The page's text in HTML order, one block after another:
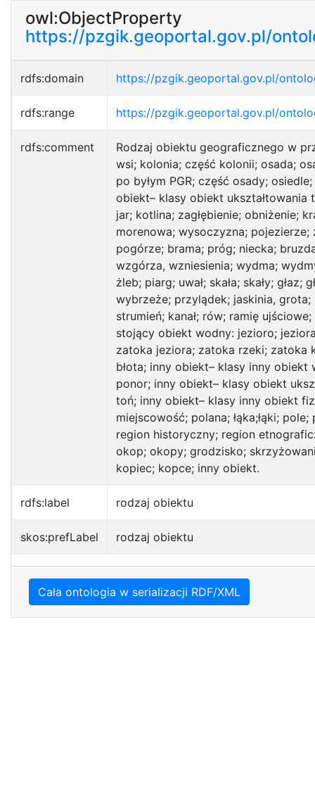
owl:ObjectProperty
https://pzgik.geoportal.gov.pl/
rdfs:domain https://pzgik.geoportal.gov.pl/
rdfs:range https://pzgik.geoportal.gov.pl/
rdfs:comment
Rodzaj obiektu geograficznego w
wsi; kolonia; część kolonii; osada;
po byłym PGR; część osady;
obiekt– klasy obiekt ukształtowania
jar; kotlina; zagłębienie; obniżenie;
morenowa; wysoczyzna; pojezierze;
pogórze; brama; próg; niecka;
wzgórza, wzniesienia; wydma;
żleb; piarg; uwał; skała; skały;
wybrzeże; przylądek; jaskinia,
strumień; kanał; rów; ramię
stojący obiekt wodny: jezioro;
zatoka jeziora; zatoka rzeki; zatoka
błota; inny obiekt– klasy inny
ponor; inny obiekt– klasy obiekt
toń; inny obiekt– klasy inny obiekt
miejscowość; polana; łąka;łąki;
region historyczny; region
okop; okopy; grodzisko;
kopiec; kopce; inny obiekt.
rdfs:label rodzaj obiektu
skos:prefLabel rodzaj obiektu
Cała ontologia w serializacji RDF/XML